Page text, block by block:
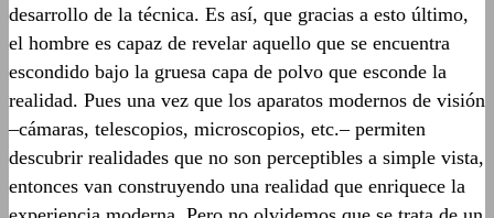
desarrollo de la técnica. Es así, que gracias a esto último,
el hombre es capaz de revelar aquello que se encuentra
escondido bajo la gruesa capa de polvo que esconde la
realidad. Pues una vez que los aparatos modernos de visión
–cámaras, telescopios, microscopios, etc.– permiten
descubrir realidades que no son perceptibles a simple vista,
entonces van construyendo una realidad que enriquece la